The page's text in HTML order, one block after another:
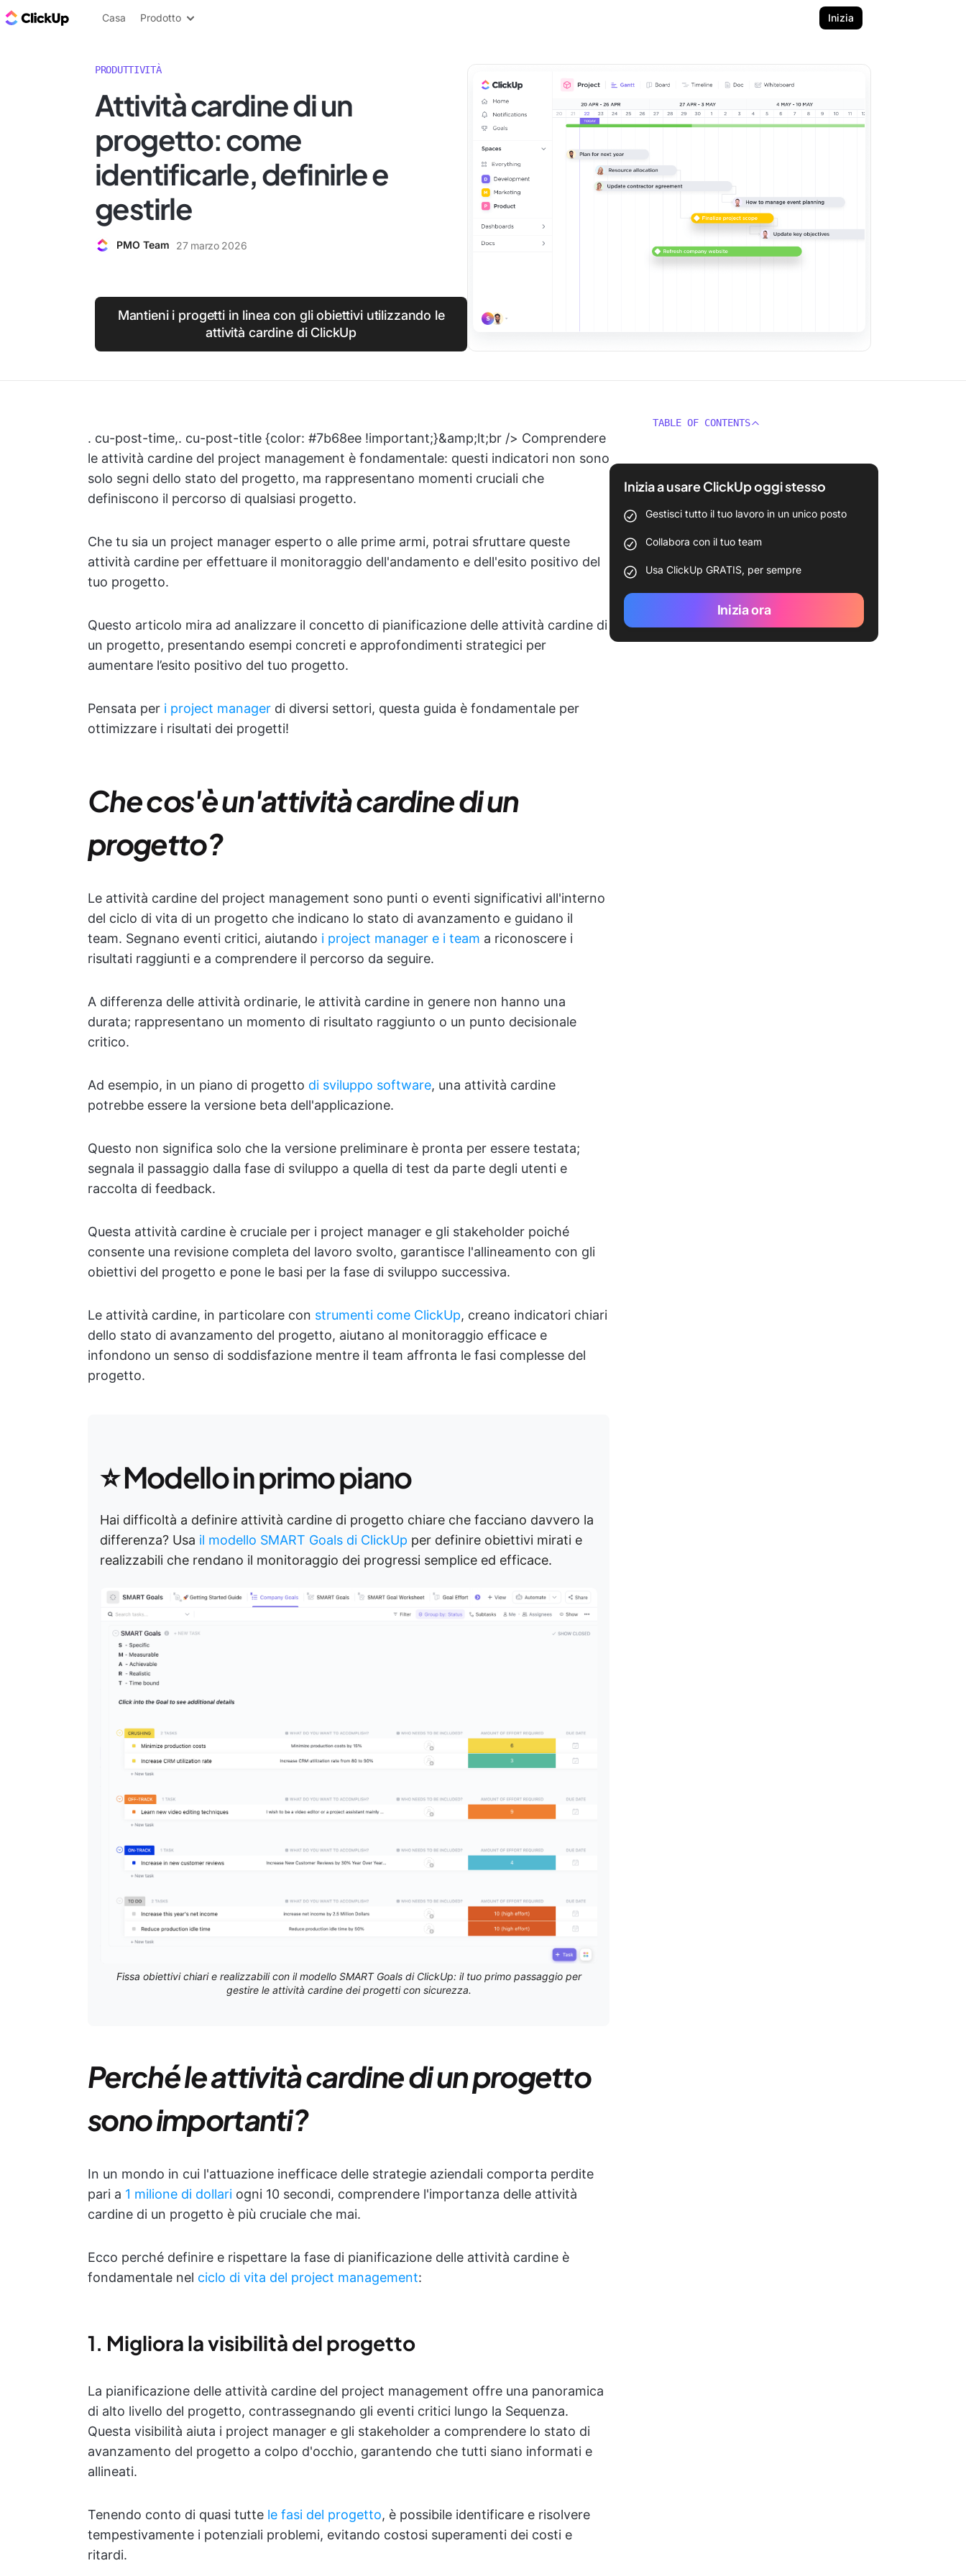
Blog di ClickUp
Casa Prodotto Inizia
PRODUTTIVITÀ
Attività cardine di un
progetto: come
identificarle, definirle e
gestirle
PMO Team 27 marzo 2026
Mantieni i progetti in linea con gli obiettivi utilizzando le
attività cardine di ClickUp
. cu-post-time,. cu-post-title {color: #7b68ee !important;}&amp;lt;br /> Comprendere
le attività cardine del project management è fondamentale: questi indicatori non sono
solo segni dello stato del progetto, ma rappresentano momenti cruciali che
definiscono il percorso di qualsiasi progetto.
Che tu sia un project manager esperto o alle prime armi, potrai sfruttare queste
attività cardine per effettuare il monitoraggio dell'andamento e dell'esito positivo del
tuo progetto.
Questo articolo mira ad analizzare il concetto di pianificazione delle attività cardine di
un progetto, presentando esempi concreti e approfondimenti strategici per
aumentare l’esito positivo del tuo progetto.
Pensata per i project manager di diversi settori, questa guida è fondamentale per
ottimizzare i risultati dei progetti!
Che cos'è un'attività cardine di un
progetto?
Le attività cardine del project management sono punti o eventi significativi all'interno
del ciclo di vita di un progetto che indicano lo stato di avanzamento e guidano il
team. Segnano eventi critici, aiutando i project manager e i team a riconoscere i
risultati raggiunti e a comprendere il percorso da seguire.
A differenza delle attività ordinarie, le attività cardine in genere non hanno una
durata; rappresentano un momento di risultato raggiunto o un punto decisionale
critico.
Ad esempio, in un piano di progetto di sviluppo software, una attività cardine
potrebbe essere la versione beta dell'applicazione.
Questo non significa solo che la versione preliminare è pronta per essere testata;
segnala il passaggio dalla fase di sviluppo a quella di test da parte degli utenti e
raccolta di feedback.
Questa attività cardine è cruciale per i project manager e gli stakeholder poiché
consente una revisione completa del lavoro svolto, garantisce l'allineamento con gli
obiettivi del progetto e pone le basi per la fase di sviluppo successiva.
Le attività cardine, in particolare con strumenti come ClickUp, creano indicatori chiari
dello stato di avanzamento del progetto, aiutano al monitoraggio efficace e
infondono un senso di soddisfazione mentre il team affronta le fasi complesse del
progetto.
⭐ Modello in primo piano
Hai difficoltà a definire attività cardine di progetto chiare che facciano davvero la
differenza? Usa il modello SMART Goals di ClickUp per definire obiettivi mirati e
realizzabili che rendano il monitoraggio dei progressi semplice ed efficace.
Fissa obiettivi chiari e realizzabili con il modello SMART Goals di ClickUp: il tuo primo passaggio per
gestire le attività cardine dei progetti con sicurezza.
Perché le attività cardine di un progetto
sono importanti?
In un mondo in cui l'attuazione inefficace delle strategie aziendali comporta perdite
pari a 1 milione di dollari ogni 10 secondi, comprendere l'importanza delle attività
cardine di un progetto è più cruciale che mai.
Ecco perché definire e rispettare la fase di pianificazione delle attività cardine è
fondamentale nel ciclo di vita del project management:
1. Migliora la visibilità del progetto
La pianificazione delle attività cardine del project management offre una panoramica
di alto livello del progetto, contrassegnando gli eventi critici lungo la Sequenza.
Questa visibilità aiuta i project manager e gli stakeholder a comprendere lo stato di
avanzamento del progetto a colpo d'occhio, garantendo che tutti siano informati e
allineati.
Tenendo conto di quasi tutte le fasi del progetto, è possibile identificare e risolvere
tempestivamente i potenziali problemi, evitando costosi superamenti dei costi e
ritardi.
TABLE OF CONTENTS
Inizia a usare ClickUp oggi stesso
Gestisci tutto il tuo lavoro in un unico posto
Collabora con il tuo team
Usa ClickUp GRATIS, per sempre
Inizia ora